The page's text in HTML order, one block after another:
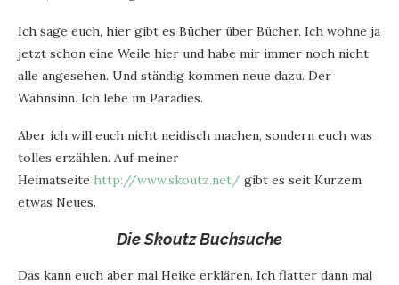
Ich sage euch, hier gibt es Bücher über Bücher. Ich wohne ja
jetzt schon eine Weile hier und habe mir immer noch nicht
alle angesehen. Und ständig kommen neue dazu. Der
Wahnsinn. Ich lebe im Paradies.
Aber ich will euch nicht neidisch machen, sondern euch was
tolles erzählen. Auf meiner
Heimatseite http://www.skoutz.net/ gibt es seit Kurzem
etwas Neues.
Die Skoutz Buchsuche
Das kann euch aber mal Heike erklären. Ich flatter dann mal